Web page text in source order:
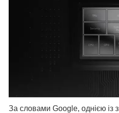
За словами Google, однією із